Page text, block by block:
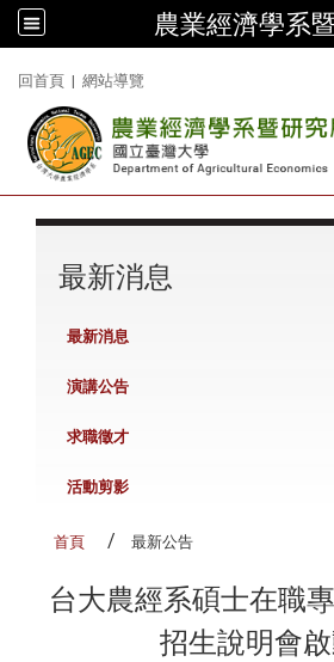
農業經濟學系
回首頁 | 網站導覽
最新消息
最新消息
演講公告
求職徵才
活動剪影
首頁 最新公告
台大農經系碩士在職
招生說明會